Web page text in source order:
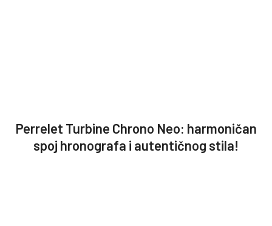
Perrelet Turbine Chrono Neo: harmoničan
spoj hronografa i autentičnog stila!